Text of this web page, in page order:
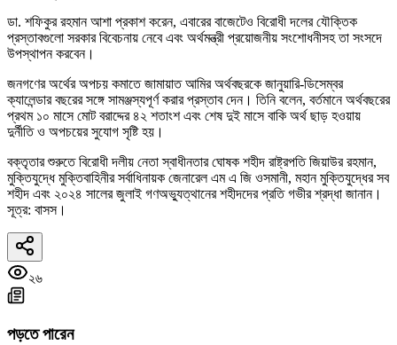
ডা. শফিকুর রহমান আশা প্রকাশ করেন, এবারের বাজেটেও বিরোধী দলের যৌক্তিক
প্রস্তাবগুলো সরকার বিবেচনায় নেবে এবং অর্থমন্ত্রী প্রয়োজনীয় সংশোধনীসহ তা সংসদে
উপস্থাপন করবেন।
জনগণের অর্থের অপচয় কমাতে জামায়াত আমির অর্থবছরকে জানুয়ারি-ডিসেম্বর
ক্যালেন্ডার বছরের সঙ্গে সামঞ্জস্যপূর্ণ করার প্রস্তাব দেন। তিনি বলেন, বর্তমানে অর্থবছরের
প্রথম ১০ মাসে মোট বরাদ্দের ৪২ শতাংশ এবং শেষ দুই মাসে বাকি অর্থ ছাড় হওয়ায়
দুর্নীতি ও অপচয়ের সুযোগ সৃষ্টি হয়।
বক্তৃতার শুরুতে বিরোধী দলীয় নেতা স্বাধীনতার ঘোষক শহীদ রাষ্ট্রপতি জিয়াউর রহমান,
মুক্তিযুদ্ধে মুক্তিবাহিনীর সর্বাধিনায়ক জেনারেল এম এ জি ওসমানী, মহান মুক্তিযুদ্ধের সব
শহীদ এবং ২০২৪ সালের জুলাই গণঅভ্যুত্থানের শহীদদের প্রতি গভীর শ্রদ্ধা জানান।
সূত্র: বাসস।
২৬
পড়তে পারেন